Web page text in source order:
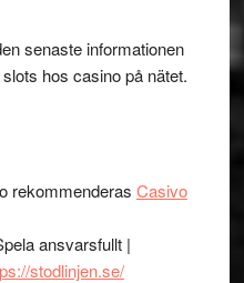
senaste informationen
hos casino på nätet.
rekommenderas Casivo
ansvarsfullt |
stodlinjen.se/